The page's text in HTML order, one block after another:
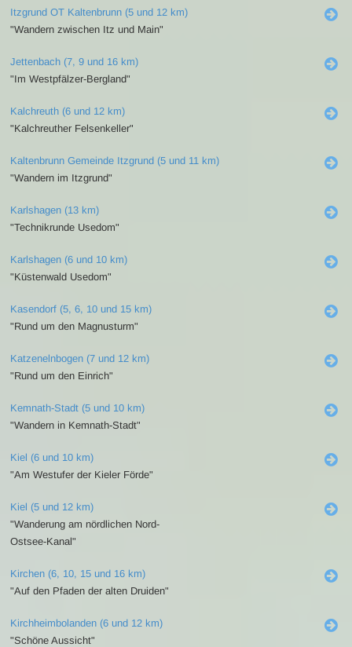
Itzgrund OT Kaltenbrunn (5 und 12 km)
"Wandern zwischen Itz und Main"
Jettenbach (7, 9 und 16 km)
"Im Westpfälzer-Bergland"
Kalchreuth (6 und 12 km)
"Kalchreuther Felsenkeller"
Kaltenbrunn Gemeinde Itzgrund (5 und 11 km)
"Wandern im Itzgrund"
Karlshagen (13 km)
"Technikrunde Usedom"
Karlshagen (6 und 10 km)
"Küstenwald Usedom"
Kasendorf (5, 6, 10 und 15 km)
"Rund um den Magnusturm"
Katzenelnbogen (7 und 12 km)
"Rund um den Einrich"
Kemnath-Stadt (5 und 10 km)
"Wandern in Kemnath-Stadt"
Kiel (6 und 10 km)
"Am Westufer der Kieler Förde"
Kiel (5 und 12 km)
"Wanderung am nördlichen Nord-
Ostsee-Kanal"
Kirchen (6, 10, 15 und 16 km)
"Auf den Pfaden der alten Druiden"
Kirchheimbolanden (6 und 12 km)
"Schöne Aussicht"